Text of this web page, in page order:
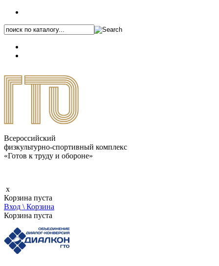
Всероссийский
физкультурно-спортивный комплекс
«Готов к труду и обороне»
x
Корзина пуста
Вход \ Корзина
Корзина пуста